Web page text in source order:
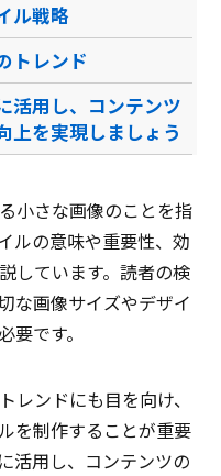
ル戦略
トレンド
活用し、コンテンツ
上を実現しましょう
小さな画像のことを指
ルの意味や重要性、効
しています。読者の検
な画像サイズやデザイ
要です。
レンドにも目を向け、
を制作することが重要
活用し、コンテンツの